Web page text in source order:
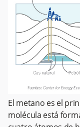
El metano es el
molécula está